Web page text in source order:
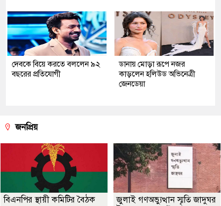
দেবকে বিয়ে করতে বললেন ৯২
বছরের প্রতিযোগী
ডানায় মোড়া রূপে নজর
কাড়লেন হলিউড অভিনেত্রী
জেনডেয়া
জনপ্রিয়
বিএনপির স্থায়ী কমিটির বৈঠক
জুলাই গণঅভ্যুত্থান স্মৃতি জাদুঘর